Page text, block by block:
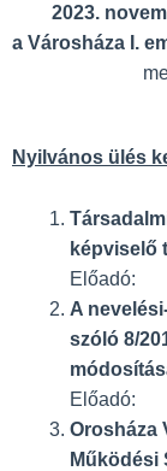
2023.
a Városháza I.
Nyilvános ülés
képviselő
Előadó:
A
szóló 8/
Előadó:
Orosháza
Működési